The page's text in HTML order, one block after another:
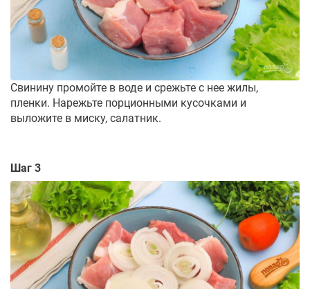
Свинину промойте в воде и срежьте с нее жилы,
пленки. Нарежьте порционными кусочками и
выложите в миску, салатник.
Шаг 3